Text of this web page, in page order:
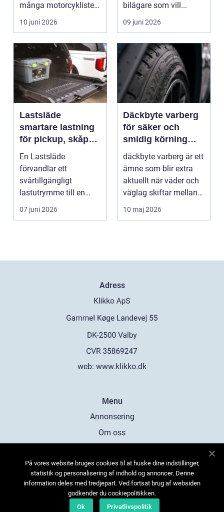
många motorcyklister
handlar det om...
10 juni 2026
bilägare som vill...
09 juni 2026
Lastsläde
smartare lastning
för pickup, skåpbil
och personbil
En Lastsläde
förvandlar ett
svårtillgängligt
lastutrymme till en
lättjobbad yta. Genom
att dra ut la...
07 juni 2026
Däckbyte varberg
för säker och
smidig körning
Året runt
däckbyte varberg är ett
ämne som blir extra
aktuellt när väder och
väglag skiftar mellan
sommar och ...
10 maj 2026
Adress
web: www.klikko.dk
Menu
Annonsering
Om oss
Kontakta oss
Sitemap
På vores website bruges cookies til at huske dine indstillinger,
statistik og personalisering af indhold og annoncer. Denne
information deles med tredjepart. Ved fortsat brug af websiden
godkender du cookiepolitikken.
Ok
Privatlivspolitik